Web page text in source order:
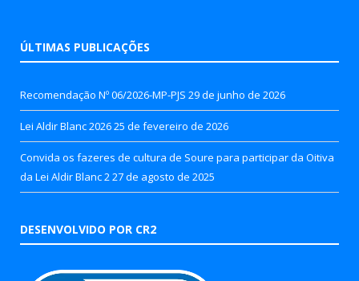
ÚLTIMAS PUBLICAÇÕES
Recomendação Nº 06/2026-MP-PJS 29 de junho de 2026
Lei Aldir Blanc 202625 de fevereiro de 2026
Convida os fazeres de cultura de Soure para participar da Oitiva
da Lei Aldir Blanc 2 27 de agosto de 2025
DESENVOLVIDO POR CR2